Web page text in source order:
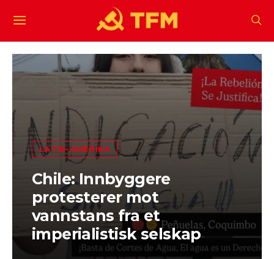
LATIN-AMERIKA
Chile: Innbyggere
protesterer mot
vannstans fra et
imperialistisk selskap